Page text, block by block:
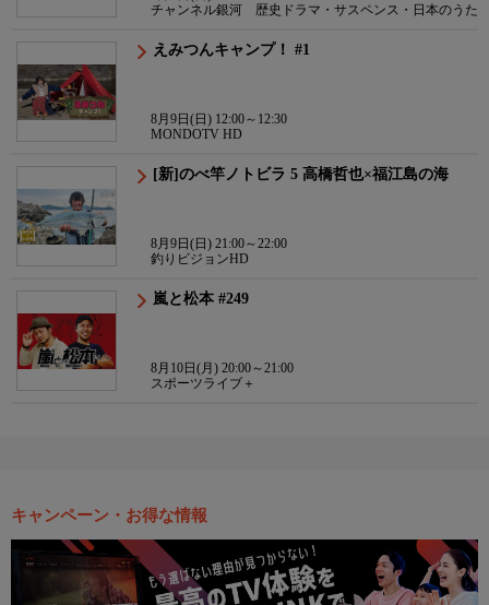
チャンネル銀河 歴史ドラマ・サスペンス・日本のうた
えみつんキャンプ！ #1
8月9日(日) 12:00～12:30
MONDOTV HD
[新]のべ竿ノトビラ 5 高橋哲也×福江島の海
8月9日(日) 21:00～22:00
釣りビジョンHD
嵐と松本 #249
8月10日(月) 20:00～21:00
スポーツライブ＋
キャンペーン・お得な情報